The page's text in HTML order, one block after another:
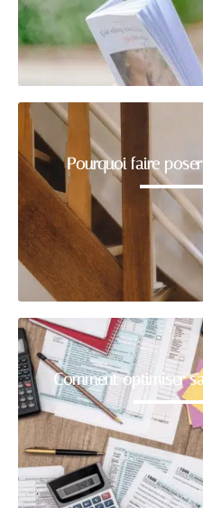
Pourquoi faire
Comment optimiser